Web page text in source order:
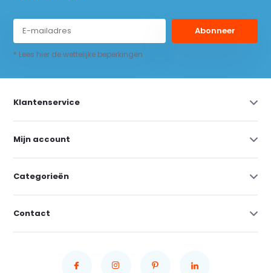
Abonneer
* Lees hier de wettelijke beperkingen
Klantenservice
Mijn account
Categorieën
Contact